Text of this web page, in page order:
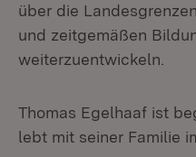
über die
und zeitgemäßen
weiterzuentwickeln.
Thomas Egelhaaf ist
lebt mit seiner Familie